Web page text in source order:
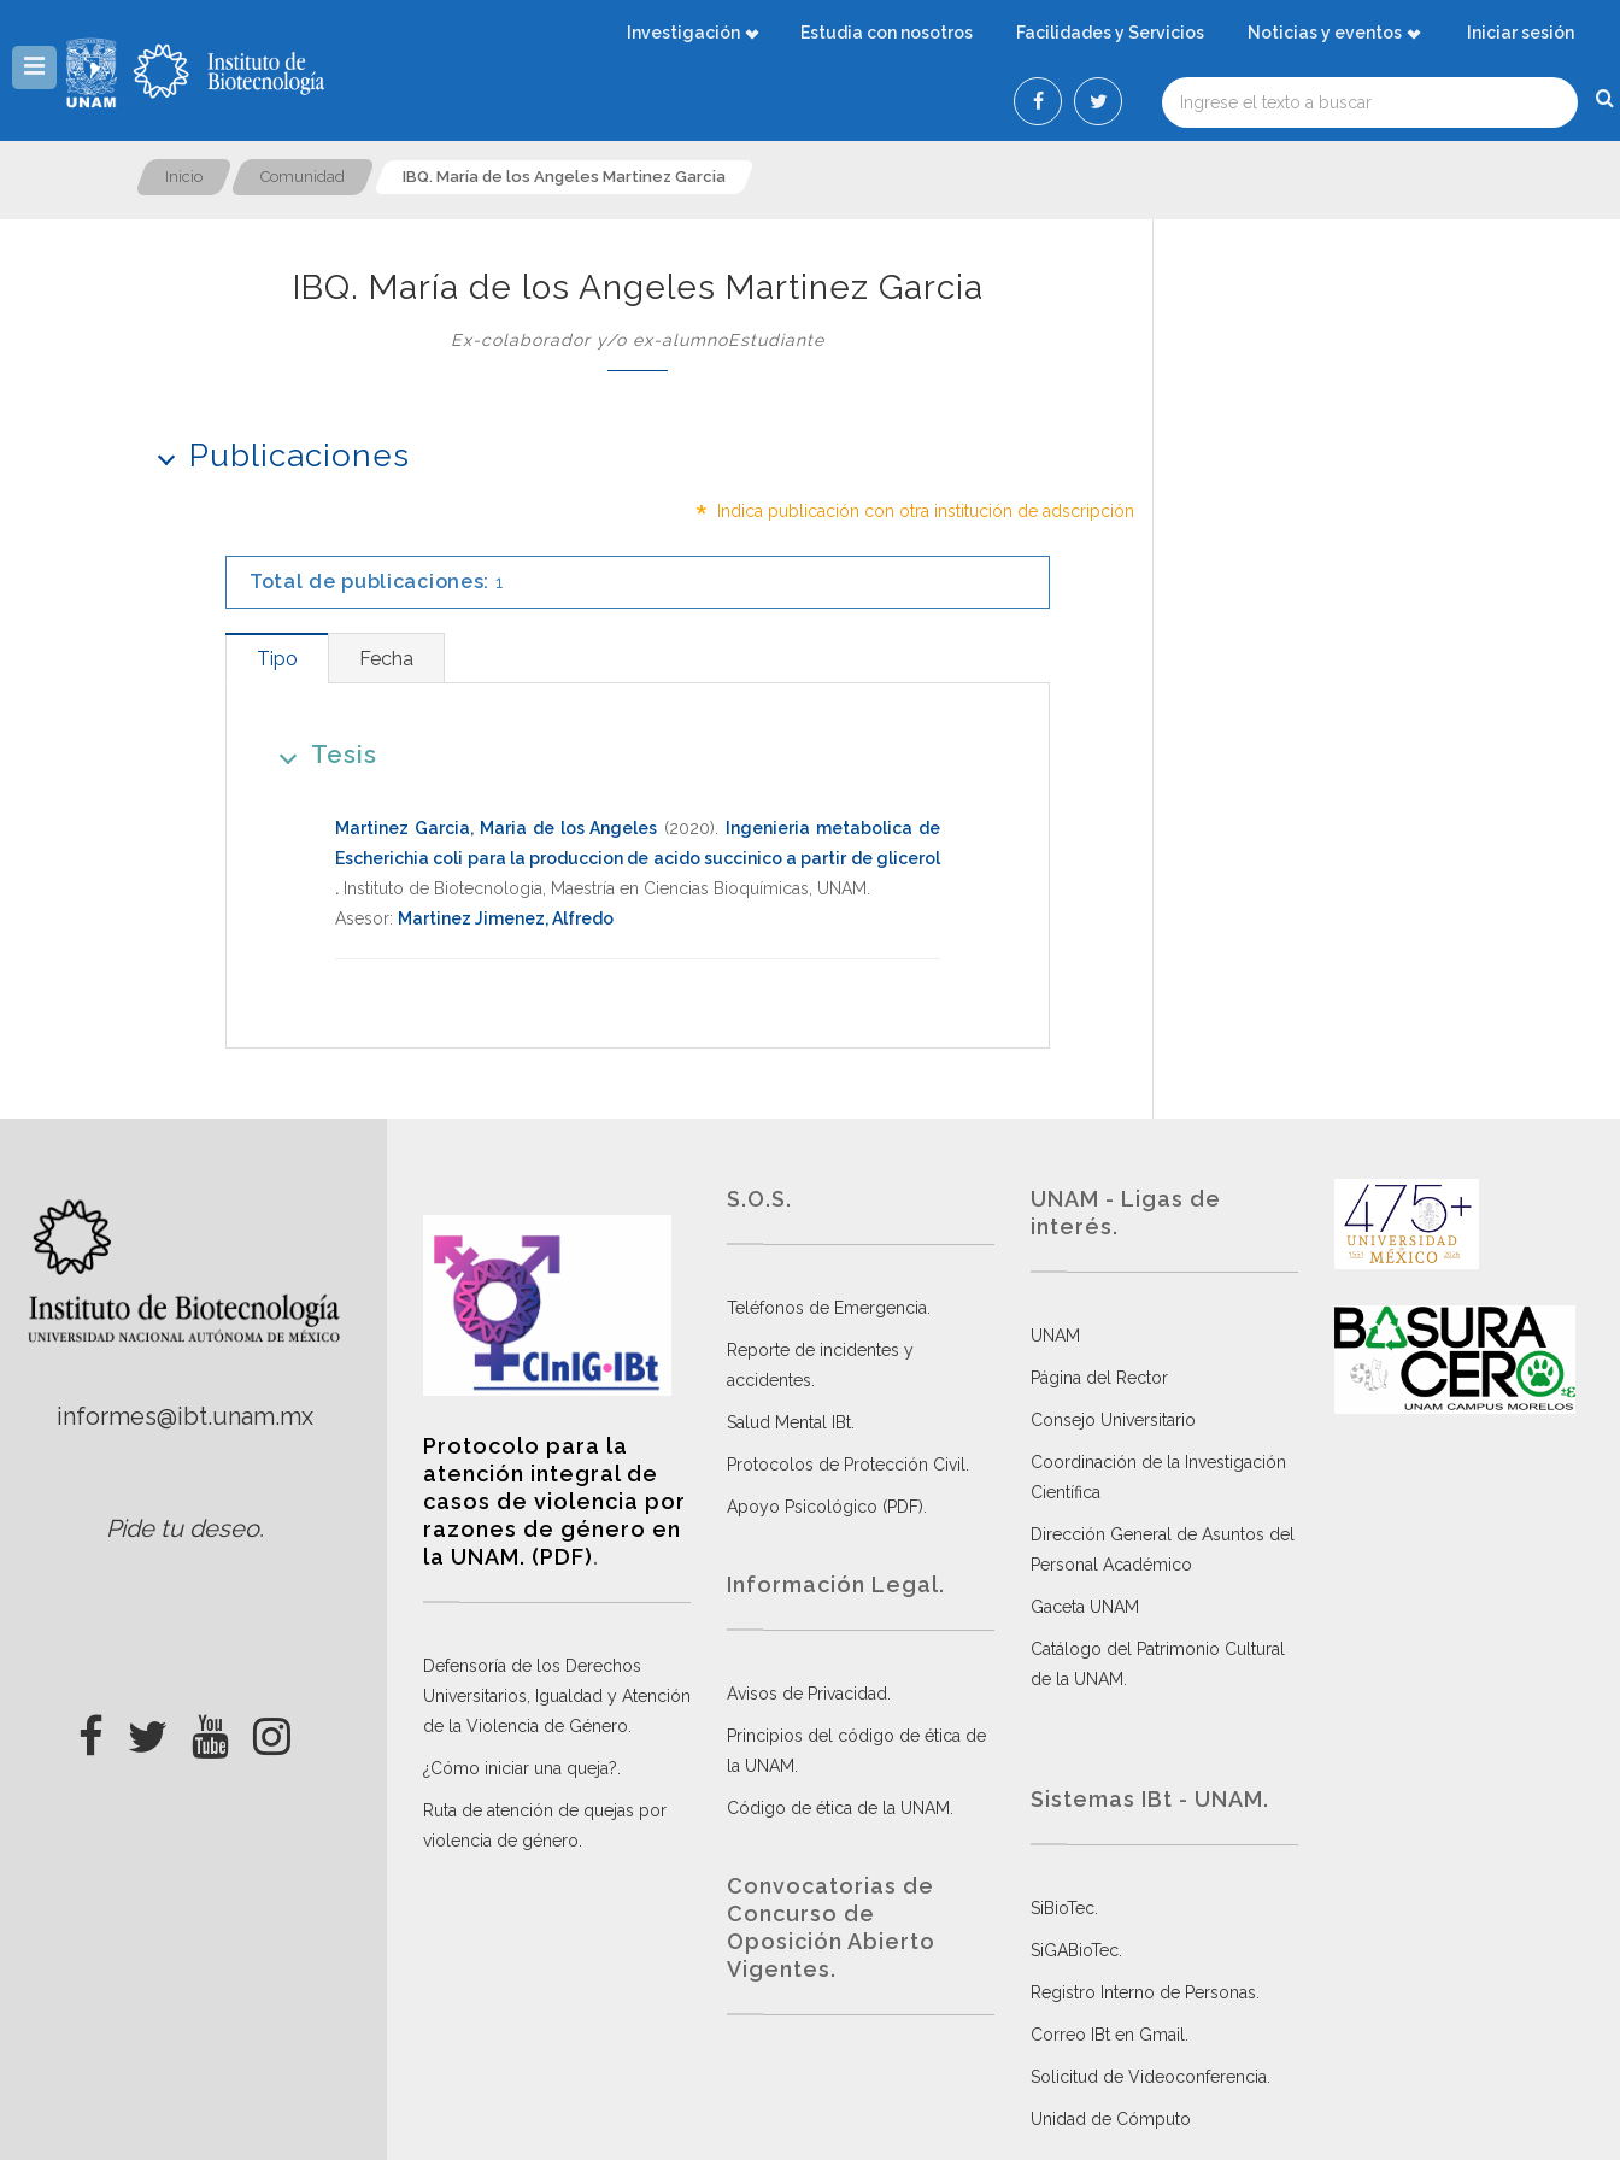
Investigación Estudia con nosotros Facilidades y Servicios Noticias y eventos Iniciar sesión
Inicio Comunidad IBQ. María de los Angeles Martinez Garcia
IBQ. María de los Angeles Martinez Garcia
Ex-colaborador y/o ex-alumnoEstudiante
Publicaciones
* Indica publicación con otra institución de adscripción
Total de publicaciones: 1
Tipo Fecha
Tesis
Martinez Garcia, Maria de los Angeles (2020)
Ingenieria metabolica de
Escherichia coli para la produccion de acido succinico a partir de glicerol
. Instituto de Biotecnologia Maestría en Ciencias Bioquímicas UNAM
Asesor: Martinez Jimenez, Alfredo
informes@ibt.unam.mx
Pide tu deseo.
Protocolo para la
atención integral de
casos de violencia por
razones de género en
la UNAM. (PDF).
Defensoría de los Derechos
Universitarios, Igualdad y Atención
de la Violencia de Género
¿Cómo iniciar una queja?
Ruta de atención de quejas por
violencia de género
S.O.S.
Teléfonos de Emergencia.
Reporte de incidentes y
accidentes
Salud Mental IBt
Protocolos de Protección Civil
Apoyo Psicológico (PDF)
Información Legal.
Avisos de Privacidad
Principios del código de ética de
la UNAM
Código de ética de la UNAM
Convocatorias de
Concurso de
Oposición Abierto
Vigentes.
UNAM - Ligas de
interés.
UNAM
Página del Rector
Consejo Universitario
Coordinación de la Investigación
Científica
Dirección General de Asuntos del
Personal Académico
Gaceta UNAM
Catálogo del Patrimonio Cultural
de la UNAM.
Sistemas IBt - UNAM.
SiBioTec
SiGABioTec.
Registro Interno de Personas
Correo IBt en Gmail
Solicitud de Videoconferencia.
Unidad de Cómputo